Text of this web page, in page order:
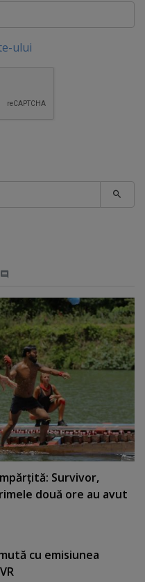
ului
Survivor,
două ore au avut
cu emisiunea